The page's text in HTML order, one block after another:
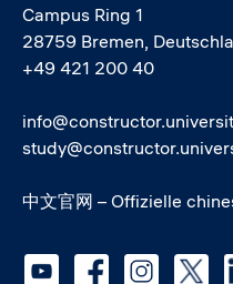
Campus Ring 1
28759 Bremen,
+49 421 200 40
中文官网 – Offizielle
Social media